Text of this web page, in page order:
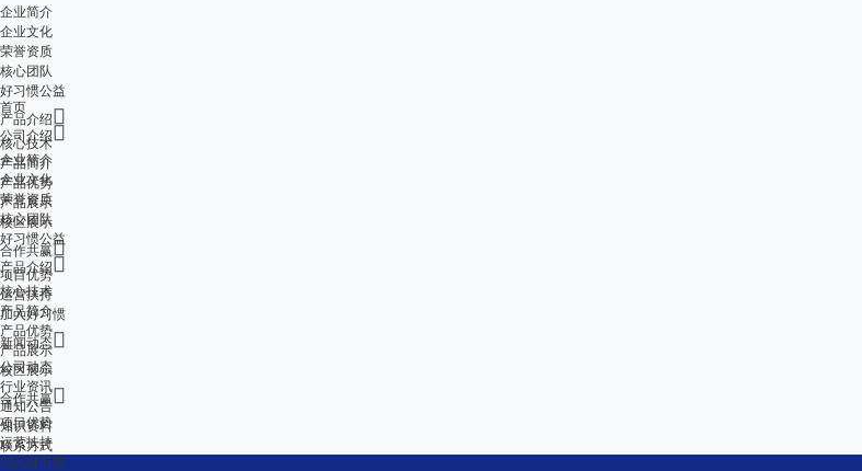
企业简介
企业文化
荣誉资质
核心团队
好习惯公益
产品介绍
核心技术
产品简介
产品优势
产品展示
校区展示
合作共赢
项目优势
运营扶持
加入好习惯
新闻动态
公司动态
行业资讯
通知公告
知识资料
联系方式
首页
公司介绍
企业简介
企业文化
荣誉资质
核心团队
好习惯公益
产品介绍
核心技术
产品简介
产品优势
产品展示
校区展示
合作共赢
项目优势
运营扶持
加入好习惯